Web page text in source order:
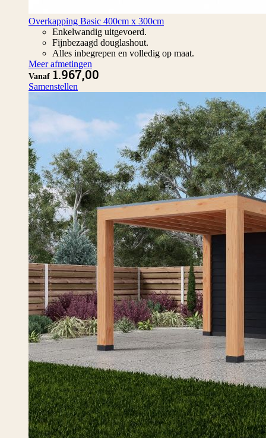
Overkapping Basic 400cm x 300cm
Enkelwandig uitgevoerd.
Fijnbezaagd douglashout.
Alles inbegrepen en volledig op maat.
Meer afmetingen
Vanaf 1.967,00
Samenstellen